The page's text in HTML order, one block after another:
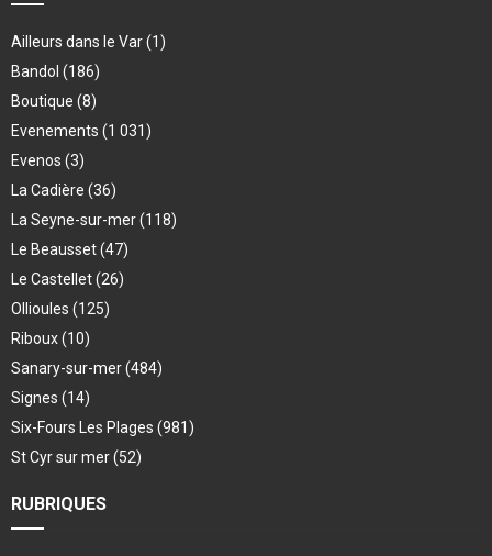
Ailleurs dans le Var(1)
Bandol (186)
Boutique (8)
Evenements (1 031)
Evenos (3)
La Cadière (36)
La Seyne-sur-mer(118)
Le Beausset(47)
Le Castellet(26)
Ollioules (125)
Riboux(10)
Sanary-sur-mer(484)
Signes (14)
Six-Fours Les Plages (981)
St Cyr sur mer(52)
RUBRIQUES